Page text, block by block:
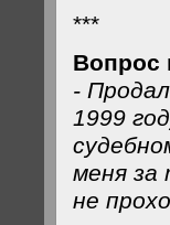
***
Вопрос
-
1999
меня за
не